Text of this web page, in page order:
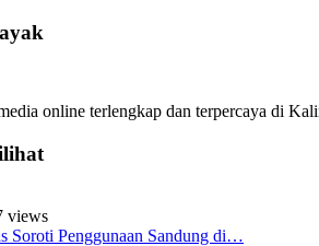
online terlengkap dan terpercaya di
views
Soroti Penggunaan Sandung di…